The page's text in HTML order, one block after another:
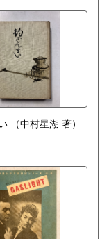
（中村星湖 著）